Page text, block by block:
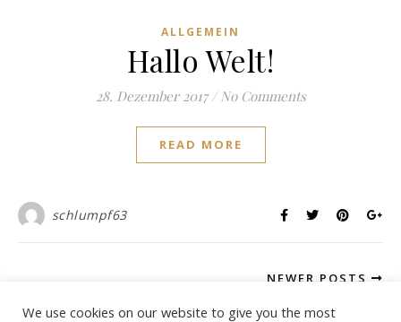
ALLGEMEIN
Hallo Welt!
28. Dezember 2017 / No Comments
READ MORE
schlumpf63
NEWER POSTS
We use cookies on our website to give you the most